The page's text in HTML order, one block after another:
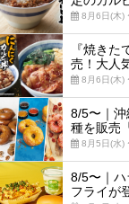
8月6日(木)
『焼き
売！大人
8月6日(木)
8/5〜｜
種を販売
8月5日(水)
8/5〜｜ハ
フライが